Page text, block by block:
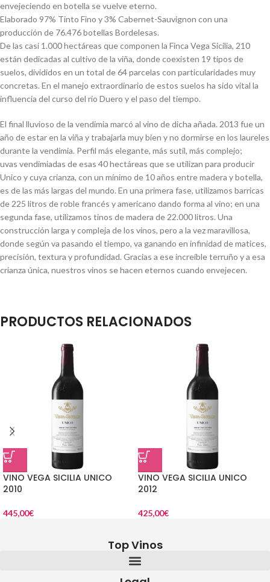
envejeciendo en botella se vuelve eterno.
Elaborado 97% Tinto Fino y 3% Cabernet-Sauvignon con una
producción de 76.476 botellas Bordelesas.
De las casi 1.000 hectáreas que componen la Finca Vega Sicilia, 210
están dedicadas al cultivo de la viña, donde coexisten 19 tipos de
suelos, divididos en un total de 64 parcelas con particularidades muy
concretas. En el manejo extraordinario de estos suelos ha sido vital la
influencia del curso del río Duero y el paso del tiempo.
El final lluvioso de la vendimia marcó al vino de dicha añada. 2013 fue un
año de estar en la viña y trabajarla muy bien y no dormirse en los laureles
durante la vendimia. Perfil más elegante, más sutil, más complejo;
uvas vendimiadas de esas 40 hectáreas que se utilizan para producir
Unico y cuya crianza, con un mínimo de 10 años entre madera y botella,
es de las más largas del mundo. En una primera fase, utilizamos barricas
de 225 litros de roble francés y americano dando forma al vino; en una
segunda fase, utilizamos tinos de madera de 22.000 litros. Una
construcción larga y compleja de los vinos, pero a la vez maravillosa,
donde según va pasando el tiempo, va ganando en infinidad de matices,
precisión, textura y profundidad. Gracias a ese increíble terruño y a esa
crianza única, nuestros vinos se hacen eternos cuando envejecen.
PRODUCTOS RELACIONADOS
VINO VEGA SICILIA UNICO
2010
445,00€
VINO VEGA SICILIA UNICO
2012
425,00€
Top Vinos